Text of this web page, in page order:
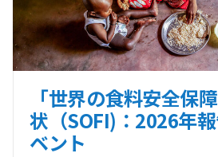
「世界の食料安全保
状（SOFI)：2026年
ベント